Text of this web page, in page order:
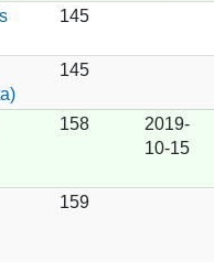
145
145
158
2019-
10-15
159